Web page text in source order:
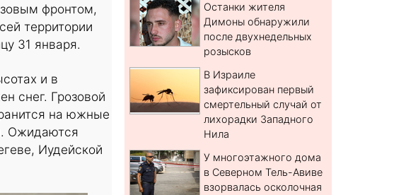
фронтом,
территории
31 января.
и в
снег. Грозовой
на южные
Ожидаются
Иудейской
Останки жителя
Димоны обнаружили
после двухнедельных
розысков
В Израиле
зафиксирован первый
смертельный случай от
лихорадки Западного
Нила
У многоэтажного дома
в Северном Тель-Авиве
взорвалась осколочная